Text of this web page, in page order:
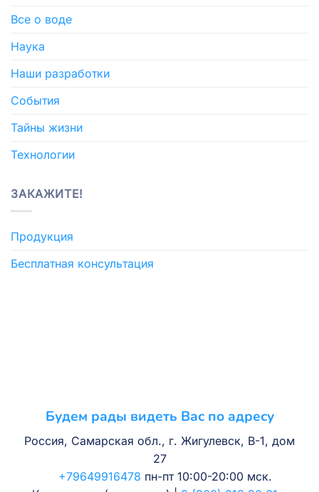
Все о воде
Наука
Наши разработки
События
Тайны жизни
Технологии
ЗАКАЖИТЕ!
Продукция
Бесплатная консультация
Будем рады видеть Вас по адресу
Россия, Самарская обл., г. Жигулевск, В-1, дом
27
+79649916478 пн-пт 10:00-20:00 мск.